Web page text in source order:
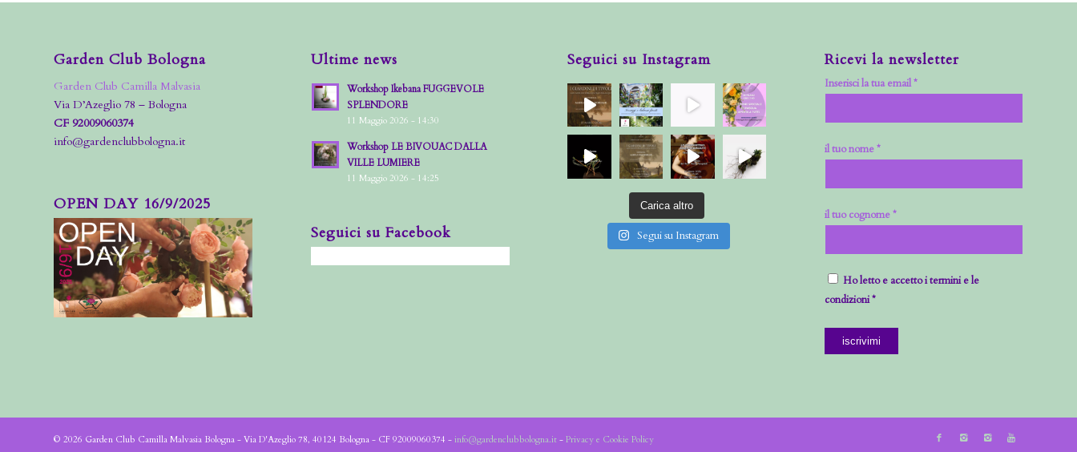
Garden Club Bologna
Garden Club Camilla Malvasia
Via D’Azeglio 78 – Bologna
CF 92009060374
info@gardenclubbologna.it
OPEN DAY 16/9/2025
Ultime news
Workshop Ikebana FUGGEVOLE
SPLENDORE
11 Maggio 2026 - 14:30
Workshop LE BIVOUAC DALLA
VILLE LUMIERE
11 Maggio 2026 - 14:25
Seguici su Facebook
Seguici su Instagram
Carica altro
Segui su Instagram
Ricevi la newsletter
Inserisci la tua email *
il tuo nome *
il tuo cognome *
Ho letto e accetto i termini e le
condizioni *
© 2026 Garden Club Camilla Malvasia Bologna - Via D'Azeglio 78, 40124 Bologna - CF 92009060374 - info@gardenclubbologna.it - Privacy e Cookie Policy